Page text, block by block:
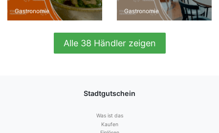
Gastronomie Gastronomie
Alle 38 Händler zeigen
Stadtgutschein
Was ist das
Kaufen